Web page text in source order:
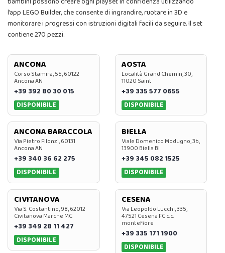
l’app LEGO Builder, che consente di ingrandire, ruotare in 3D e
monitorare i progressi con istruzioni digitali facili da seguire. Il set
contiene 270 pezzi.
ANCONA
Corso Stamira, 55, 60122
Ancona AN
+39 392 80 30 015
DISPONIBILE
AOSTA
Località Grand Chemin, 30,
11020 Saint
+39 335 577 0655
DISPONIBILE
ANCONA BARACCOLA
Via Pietro Filonzi, 60131
Ancona AN
+39 340 36 62 275
DISPONIBILE
BIELLA
Viale Domenico Modugno, 3b,
13900 Biella BI
+39 345 082 1525
DISPONIBILE
CIVITANOVA
Via S. Costantino, 98, 62012
Civitanova Marche MC
+39 349 28 11 427
DISPONIBILE
CESENA
Via Leopoldo Lucchi, 335,
47521 Cesena FC c.c.
montefiore
+39 335 171 1900
DISPONIBILE